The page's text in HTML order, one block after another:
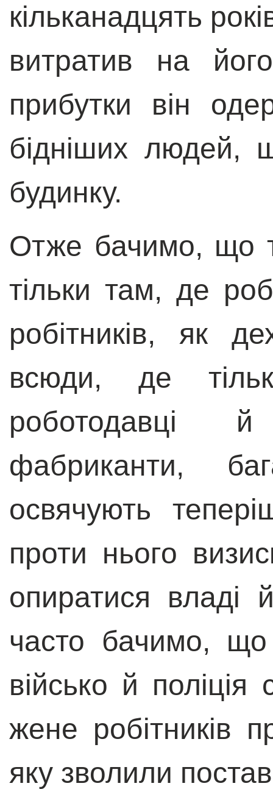
кільканадцять
витратив на
прибутки він
бідніших людей,
будинку.
Отже бачимо, що
тільки там, де
робітників, як
всюди, де
роботодавці
фабриканти,
освячують
проти нього
опиратися владі
часто бачимо, що
військо й
жене робітників
яку зволили